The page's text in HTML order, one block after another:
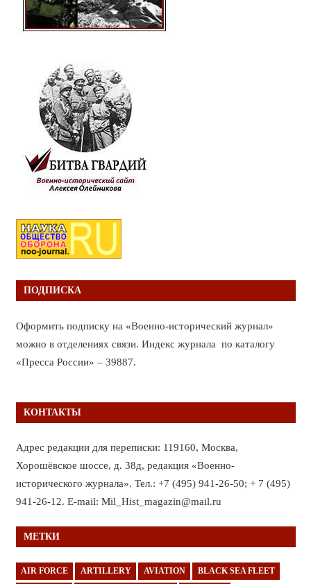
ПОДПИСКА
Оформить подписку на «Военно-исторический журнал»
можно в отделениях связи. Индекс журнала по каталогу
«Пресса России» – 39887.
КОНТАКТЫ
Адрес редакции для переписки: 119160, Москва,
Хорошёвское шоссе, д. 38д, редакция «Военно-
исторического журнала». Тел.: +7 (495) 941-26-50; + 7 (495)
941-26-12. E-mail: Mil_Hist_magazin@mail.ru
МЕТКИ
AIR FORCE ARTILLERY AVIATION BLACK SEA FLEET